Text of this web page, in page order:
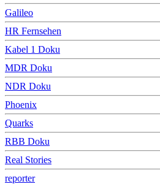
Galileo
HR Fernsehen
Kabel 1 Doku
MDR Doku
NDR Doku
Phoenix
Quarks
RBB Doku
Real Stories
reporter